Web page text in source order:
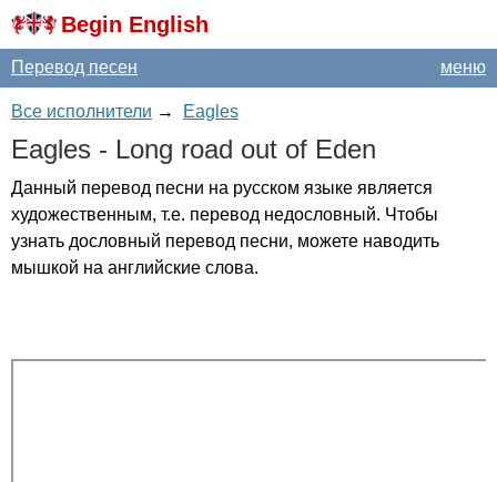
Begin English
меню
Перевод песен
Все исполнители → Eagles
Eagles - Long road out of Eden
Данный перевод песни на русском языке является
художественным, т.е. перевод недословный. Чтобы
узнать дословный перевод песни, можете наводить
мышкой на английские слова.